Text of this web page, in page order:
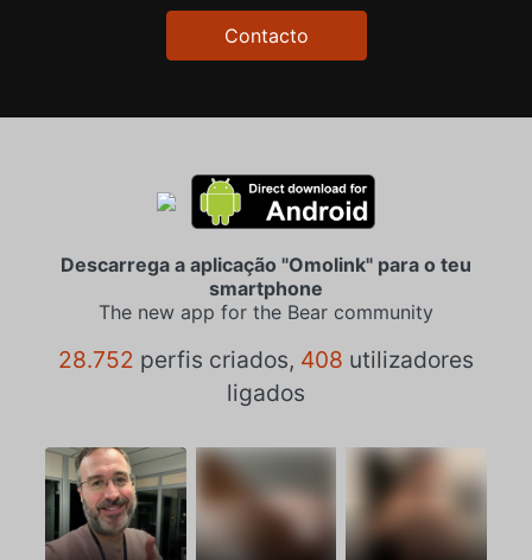
Contacto
Descarrega a aplicação "Omolink" para o teu
smartphone
The new app for the Bear community
28.752 perfis criados, 408 utilizadores
ligados